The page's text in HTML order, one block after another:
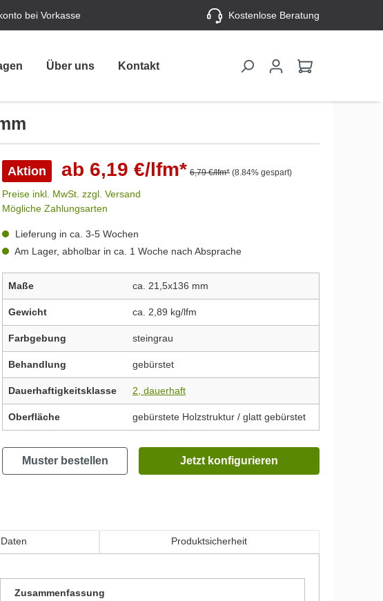
bei Vorkasse Kostenlose Beratung
Über uns Kontakt
Aktion ab 6,19 €/lfm* 6,79 €/lfm* (8.84% gespart)
Preise inkl. MwSt. zzgl. Versand
Mögliche Zahlungsarten
Lieferung in ca. 3-5 Wochen
Am Lager, abholbar in ca. 1 Woche nach Absprache
Maße ca. 21,5x136 mm
Gewicht ca. 2,89 kg/lfm
Farbgebung steingrau
Behandlung gebürstet
Dauerhaftigkeitsklasse 2, dauerhaft
Oberfläche gebürstete Holzstruktur / glatt gebürstet
Muster bestellen Jetzt konfigurieren
Daten Produktsicherheit
Zusammenfassung